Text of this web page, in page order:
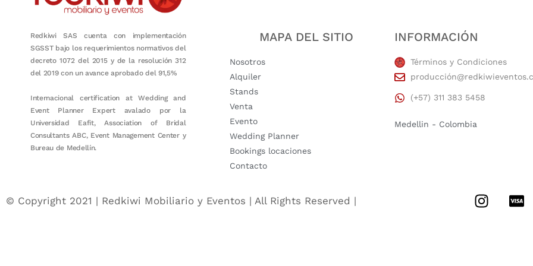
Redkiwi SAS cuenta con implementación
SGSST bajo los requerimientos normativos del
decreto 1072 del 2015 y de la resolución 312
del 2019 con un avance aprobado del 91,5%
Internacional certification at Wedding and
Event Planner Expert avalado por la
Universidad Eafit, Association of Bridal
Consultants ABC, Event Management Center y
Bureau de Medellín.
MAPA DEL SITIO
Nosotros
Alquiler
Stands
Venta
Evento
Wedding Planner
Bookings locaciones
Contacto
INFORMACIÓN
Términos y Condiciones
(+57) 311 383 5458
Medellin - Colombia
© Copyright 2021 | Redkiwi Mobiliario y Eventos | All Rights Reserved |